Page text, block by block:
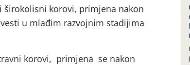
širokolisni korovi, primjena nakon
u mlađim razvojnim stadijima
korovi, primjena se nakon